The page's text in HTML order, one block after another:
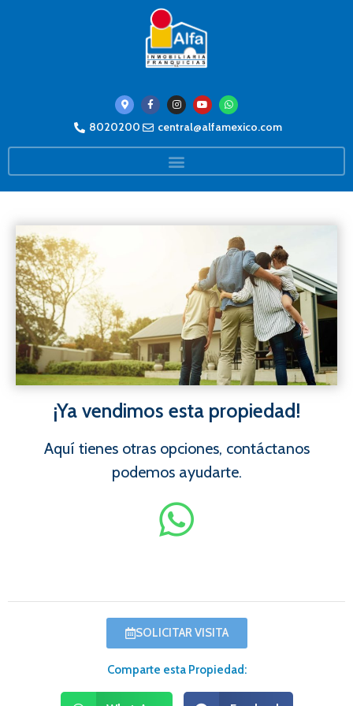
8020200 central@alfamexico.com
¡Ya vendimos esta propiedad!
Aquí tienes otras opciones, contáctanos
podemos ayudarte.
SOLICITAR VISITA
Comparte esta Propiedad: